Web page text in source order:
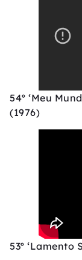
54º ‘Meu
(1976)
53º ‘Lamento